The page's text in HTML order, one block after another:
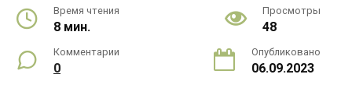
Время чтения
8 мин.
Просмотры
48
Комментарии
0
Опубликовано
06.09.2023